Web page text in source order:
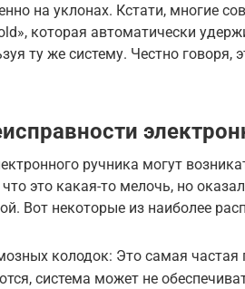
на уклонах. Кстати, многие
которая автоматически
ту же систему. Честно говоря,
ручника могут
это какая-то мелочь, но
Вот некоторые из наиболее
колодок: Это самая частая
система может не